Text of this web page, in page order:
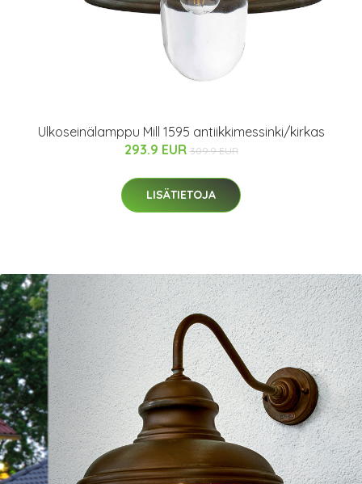
Ulkoseinälamppu Mill 1595 antiikkimessinki/kirkas
293.9 EUR 309.9 EUR
LISÄTIETOJA